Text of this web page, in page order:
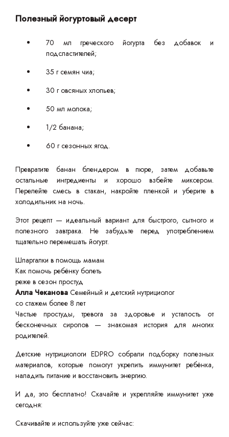
Полезный йогуртовый десерт
70 мл греческого йогурта без добавок и
подсластителей;
35 г семян чиа;
30 г овсяных хлопьев;
50 мл молока;
1/2 банана;
60 г сезонных ягод.
Превратите банан блендером в пюре, затем добавьте
остальные ингредиенты и хорошо взбейте миксером.
Перелейте смесь в стакан, накройте пленкой и уберите в
холодильник на ночь.
Этот рецепт — идеальный вариант для быстрого, сытного и
полезного завтрака. Не забудьте перед употреблением
тщательно перемешать йогурт.
Шпаргалки в помощь мамам
Как помочь ребёнку болеть
реже в сезон простуд
Алла Чеканова Семейный и детский нутрициолог
со стажем более 8 лет
Частые простуды, тревога за здоровье и усталость от
бесконечных сиропов — знакомая история для многих
родителей.
Детские нутрициологи EDPRO собрали подборку полезных
материалов, которые помогут укрепить иммунитет ребёнка,
наладить питание и восстановить энергию.
И да, это бесплатно! Скачайте и укрепляйте иммунитет уже
сегодня:
Скачивайте и используйте уже сейчас: